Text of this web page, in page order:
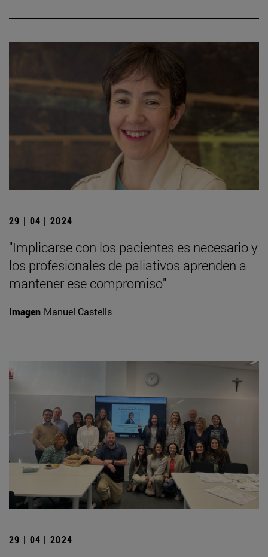
29 | 04 | 2024
"Implicarse con los pacientes es necesario y
los profesionales de paliativos aprenden a
mantener ese compromiso"
Imagen Manuel Castells
29 | 04 | 2024